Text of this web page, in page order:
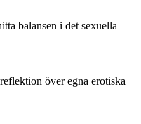
balansen i det sexuella
över egna erotiska